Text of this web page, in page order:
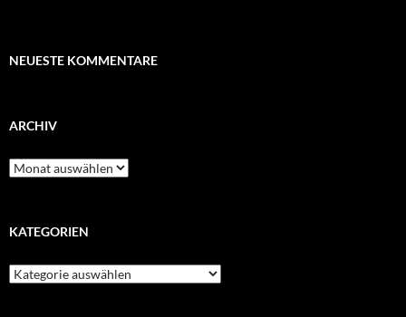
NEUESTE KOMMENTARE
ARCHIV
Archiv
KATEGORIEN
Kategorien